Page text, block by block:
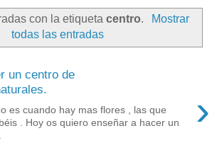
con la etiquetacentro.
Mostrar
todas las entradas
un centro de
›
es cuando hay mas flores , las que
. Hoy os quiero enseñar a hacer un